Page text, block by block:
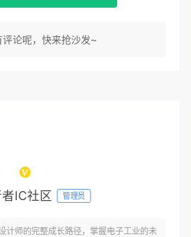
评论呢，快来抢沙发~
IC社区 管理员
计师的完整成长路径，掌握电子工业的未